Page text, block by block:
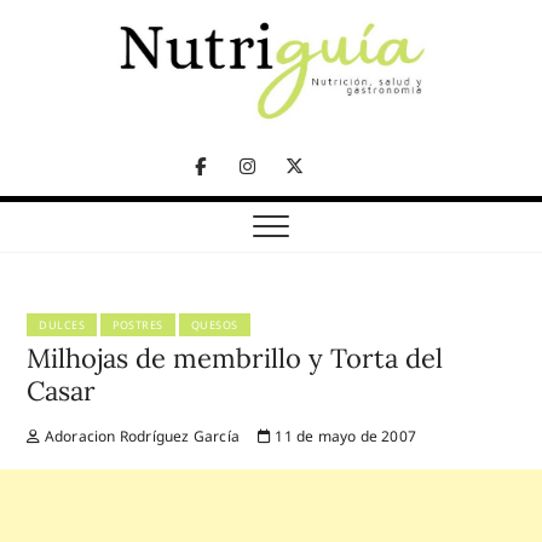
FacebookInstagram
Twitter
Telegram
Nutriguía (Desde
2002)
DULCES POSTRES QUESOS
Milhojas de membrillo y Torta del
Casar
Adoracion Rodríguez García 11 de mayo de 2007